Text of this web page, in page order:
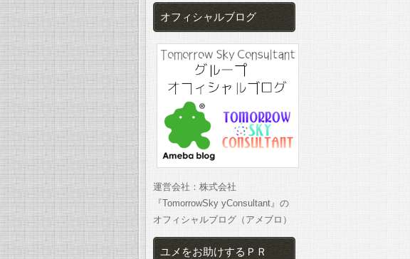
オフィシャルブログ
運営会社：株式会社
『TomorrowSky yConsultant』の
オフィシャルブログ（アメブロ）
ユメをお助けするＰＲ